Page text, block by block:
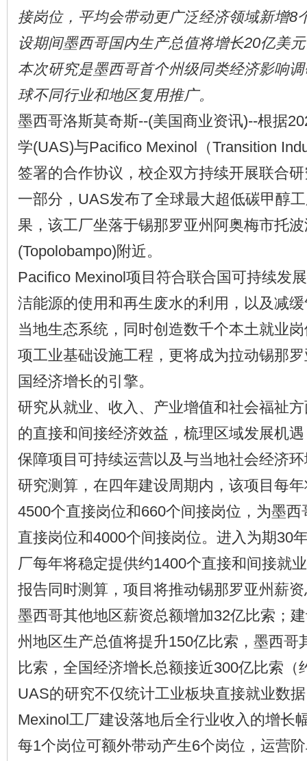
接岗位，平均会带动更广泛经济领域新增8
设期间墨西哥国内生产总值将增长20亿美
本次研究是墨西哥首个州级同类经济影响
球不同行业和地区复用推广。
墨西哥洛斯莫奇斯--(美国商业资讯)--根据
学(UAS)与Pacifico Mexinol（Transition
签署的合作协议，校企双方持续开展联合
一部分，UAS发布了全球最大超低碳甲醇
果，该工厂坐落于锡那罗亚州阿奥梅市托
(Topolobampo)附近。
Pacifico Mexinol项目符合联合国可持续发
洁能源的使用和再生废水的利用，以及减
当地生态系统，同时创造数千个本土就业
项工业基础设施工程，更将成为拉动锡那
国经济增长的引擎。
研究从就业、收入、产业增值和社会福祉
的直接和间接经济效益，梳理区域发展机
保障项目可持续运营以及与当地社会经济
研究测算，在四年建设周期内，该项目每
4500个直接岗位和660个间接岗位，为墨
直接岗位和4000个间接岗位。进入为期30
厂每年将稳定提供约1400个直接和间接就
报告同时测算，项目将推动锡那罗亚州薪
墨西哥其他地区薪资总额增加32亿比索；
州地区生产总值将提升150亿比索，墨西哥
比索，全国经济增长总额接近300亿比索（
UAS的研究不仅统计工业板块直接就业数
Mexinol工厂建设落地后全行业收入的增长
每1个岗位可额外带动产生6个岗位，运营